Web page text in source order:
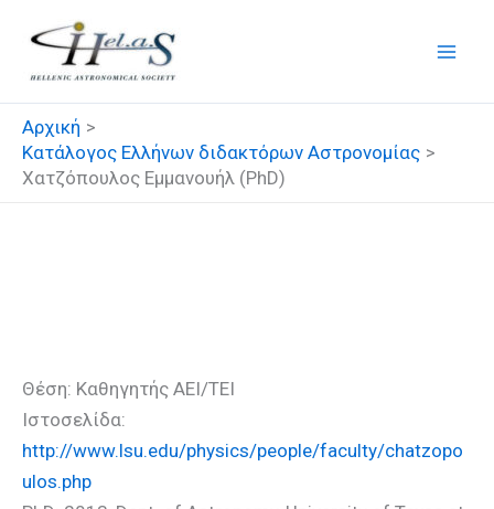
στο
περιεχόμενο
Αρχική
Κατάλογος Ελλήνων διδακτόρων Αστρονομίας
Χατζόπουλος Εμμανουήλ (PhD)
Θέση: Καθηγητής ΑΕΙ/ΤΕΙ
Ιστοσελίδα:
http://www.lsu.edu/physics/people/faculty/chatzopo
ulos.php